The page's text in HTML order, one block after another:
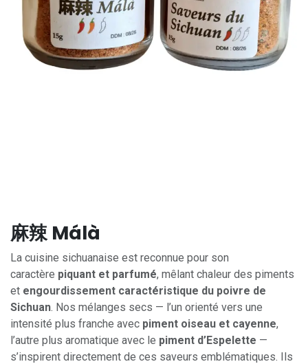
麻辣 Málà
La cuisine sichuanaise est reconnue pour son
caractère piquant et parfumé, mêlant chaleur des piments
et engourdissement caractéristique du poivre de
Sichuan. Nos mélanges secs — l’un orienté vers une
intensité plus franche avec piment oiseau et cayenne,
l’autre plus aromatique avec le piment d’Espelette —
s’inspirent directement de ces saveurs emblématiques. Ils